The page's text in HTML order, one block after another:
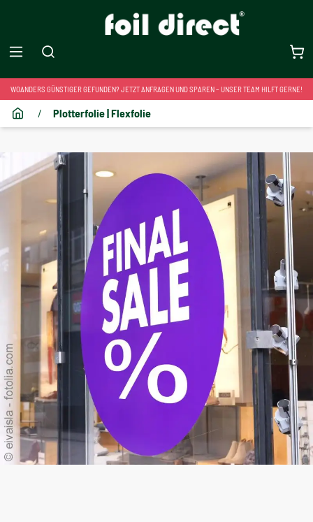
WOANDERS GÜNSTIGER GEFUNDEN? JETZT ANFRAGEN UND SPAREN – UNSER TEAM HILFT GERNE!
/ Plotterfolie | Flexfolie